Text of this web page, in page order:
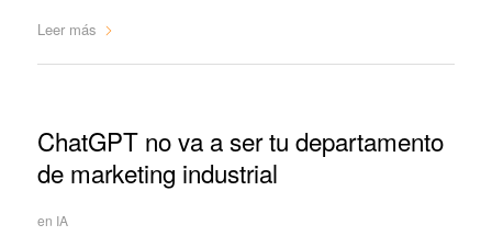
Leer más
ChatGPT no va a ser tu departamento
de marketing industrial
en IA